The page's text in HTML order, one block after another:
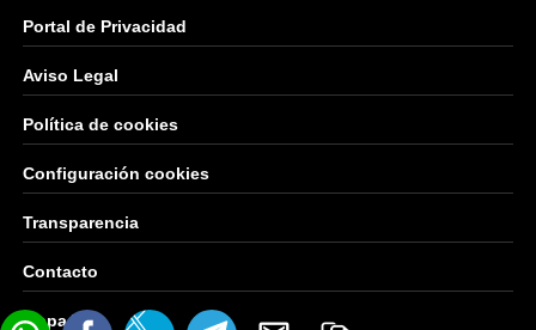
Portal de Privacidad
Aviso Legal
Política de cookies
Configuración cookies
Transparencia
Contacto
Mapa Web